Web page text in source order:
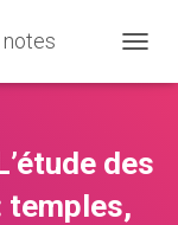
U
R
des
temples,